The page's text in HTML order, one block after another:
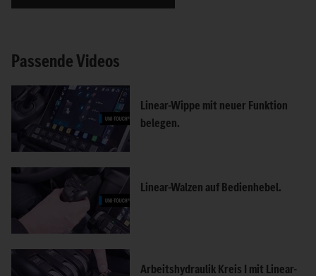
Passende Videos
Linear-Wippe mit neuer Funktion
belegen.
Linear-Walzen auf Bedienhebel.
Arbeitshydraulik Kreis I mit Linear-